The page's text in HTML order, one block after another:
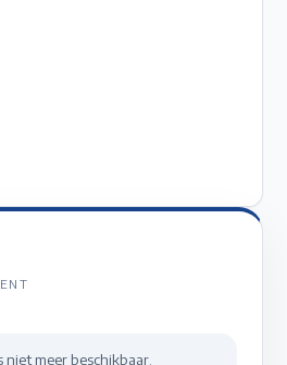
niet meer beschikbaar.